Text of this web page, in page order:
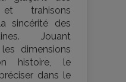
et trahisons
sincérité des
Jouant
dimensions
histoire, le
dans le